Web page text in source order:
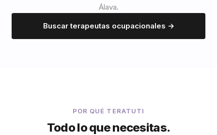
Álava.
Buscar terapeutas ocupacionales →
POR QUÉ TERATUTI
Todo lo que necesitas.